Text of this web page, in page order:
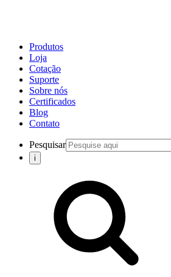
Produtos
Loja
Cotação
Suporte
Sobre nós
Certificados
Blog
Contato
Pesquisar